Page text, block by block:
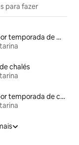
para fazer
Aluguel por temporada de microcasas
chalés
Aluguel por temporada de casas arredondadas